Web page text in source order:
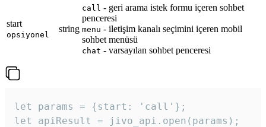
start
opsiyonel
string
call - geri arama istek formu içeren sohbet
penceresi
menu - iletişim kanalı seçimini içeren mobil
sohbet menüsü
chat - varsayılan sohbet penceresi
let params = {start: 'call'};
let apiResult = jivo_api.open(params);